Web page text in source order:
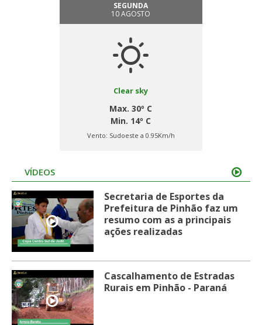
SEGUNDA
10 AGOSTO
Clear sky
Max. 30º C
Min. 14º C
Vento: Sudoeste a 0.95Km/h
VÍDEOS
Secretaria de Esportes da
Prefeitura de Pinhão faz um
resumo com as a principais
ações realizadas
Cascalhamento de Estradas
Rurais em Pinhão - Paraná